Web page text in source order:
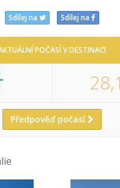
Sdílej na Sdílej na
POČASÍ V DESTINACI
Předpověď počasí